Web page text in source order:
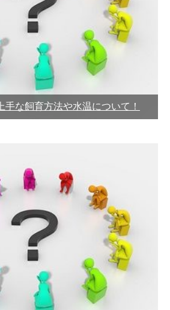
手な飼育方法や水温について！